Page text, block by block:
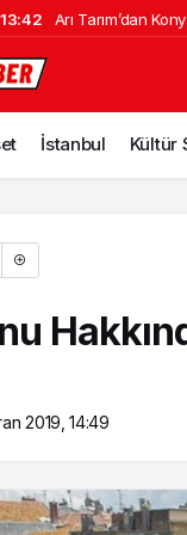
13:42
Arı Tarım’dan
15:37
Adalar’da
İndirimden
19:50
Heybeliada Deniz
Adalar Vapur
İstanbul Kültür
2019, 14:49